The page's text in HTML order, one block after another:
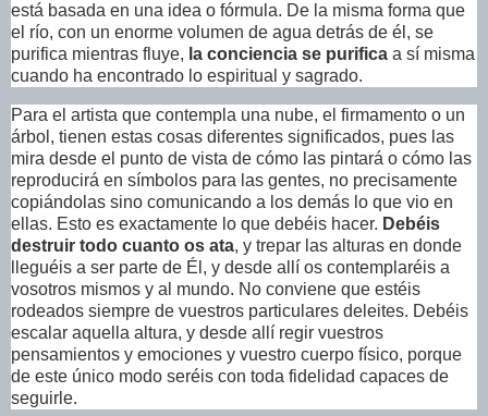
está basada en una idea o fórmula. De la misma forma que
el río, con un enorme volumen de agua detrás de él, se
purifica mientras fluye, la conciencia se purifica a sí misma
cuando ha encontrado lo espiritual y sagrado.
Para el artista que contempla una nube, el firmamento o un
árbol, tienen estas cosas diferentes significados, pues las
mira desde el punto de vista de cómo las pintará o cómo las
reproducirá en símbolos para las gentes, no precisamente
copiándolas sino comunicando a los demás lo que vio en
ellas. Esto es exactamente lo que debéis hacer. Debéis
destruir todo cuanto os ata, y trepar las alturas en donde
lleguéis a ser parte de Él, y desde allí os contemplaréis a
vosotros mismos y al mundo. No conviene que estéis
rodeados siempre de vuestros particulares deleites. Debéis
escalar aquella altura, y desde allí regir vuestros
pensamientos y emociones y vuestro cuerpo físico, porque
de este único modo seréis con toda fidelidad capaces de
seguirle.